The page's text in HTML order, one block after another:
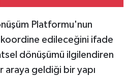
Platformu'nun
koordine edileceğini ifade
dönüşümü ilgilendiren
araya geldiği bir yapı